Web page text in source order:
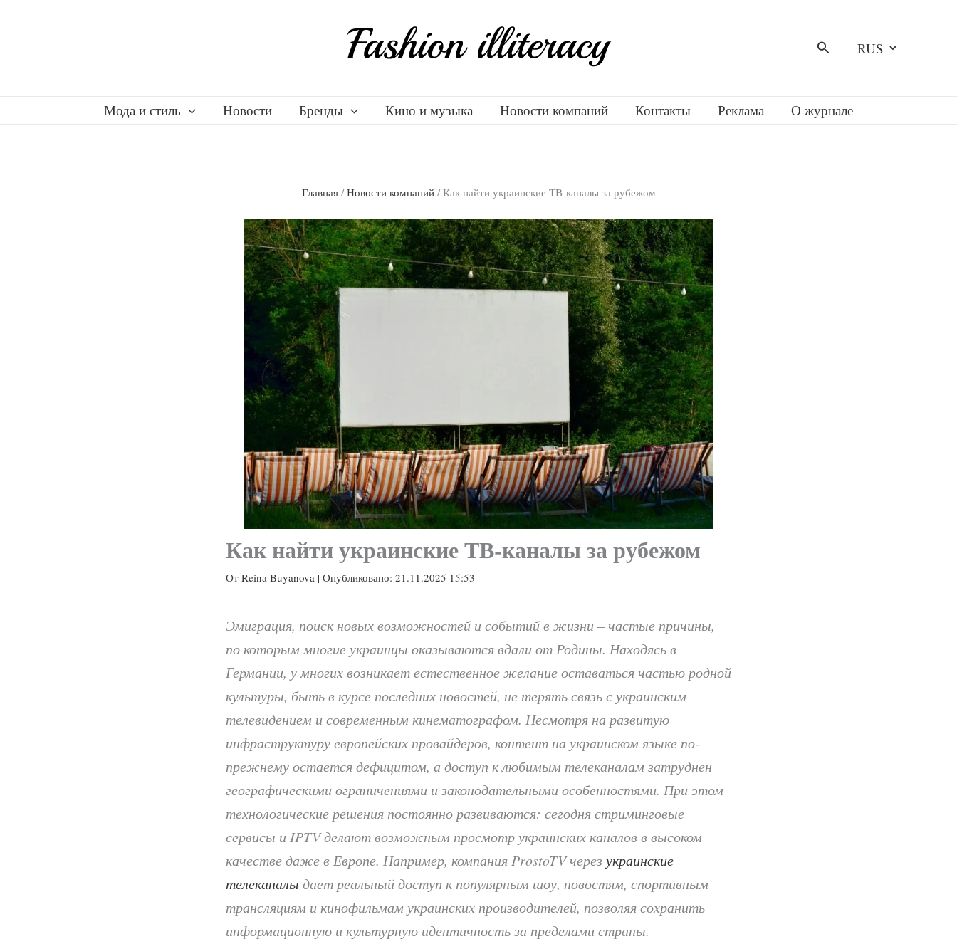
Поиск Выбрать
Мода и стиль Новости Бренды Кино и музыка Новости компаний Контакты Реклама О журнале
Главная/ Новости компаний/ Как найти украинские ТВ-каналы за рубежом
Как найти украинские ТВ-каналы за рубежом
От Reina Buyanova | Опубликовано: 21.11.2025 15:53
Эмиграция, поиск новых возможностей и событий в жизни – частые причины,
по которым многие украинцы оказываются вдали от Родины. Находясь в
Германии, у многих возникает естественное желание оставаться частью родной
культуры, быть в курсе последних новостей, не терять связь с украинским
телевидением и современным кинематографом. Несмотря на развитую
инфраструктуру европейских провайдеров, контент на украинском языке по-
прежнему остается дефицитом, а доступ к любимым телеканалам затруднен
географическими ограничениями и законодательными особенностями. При этом
технологические решения постоянно развиваются: сегодня стриминговые
сервисы и IPTV делают возможным просмотр украинских каналов в высоком
качестве даже в Европе. Например, компания ProstoTV черезукраинские
телеканалы дает реальный доступ к популярным шоу, новостям, спортивным
трансляциям и кинофильмам украинских производителей, позволяя сохранить
информационную и культурную идентичность за пределами страны.